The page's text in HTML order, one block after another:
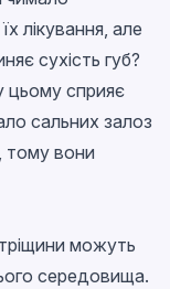
лікування, але
сухість губ?
цьому сприяє
сальних залоз
тому вони
тріщини можуть
середовища.